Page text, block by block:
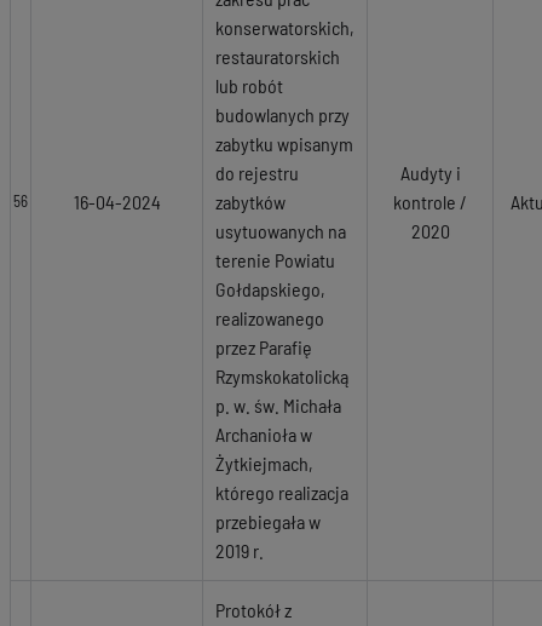
56 16-04-2024
konserwatorskich,
restauratorskich
lub robót
budowlanych przy
zabytku wpisanym
do rejestru
zabytków
usytuowanych na
terenie Powiatu
Gołdapskiego,
realizowanego
przez Parafię
Rzymskokatolicką
p. w. św. Michała
Archanioła w
Żytkiejmach,
którego realizacja
przebiegała w
2019 r.
Audyty i
kontrole /
2020
Protokół z